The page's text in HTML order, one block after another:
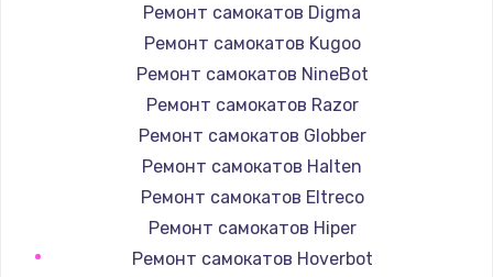
Замена конфорки
1100 руб.
Замена платы сенсора
900 руб.
Замена регулятора режимов конфорки
Ремонт самокатов Digma
Ремонт самокатов Kugoo
Ремонт самокатов NineBot
Ремонт самокатов Razor
Ремонт самокатов Globber
Ремонт самокатов Halten
Ремонт самокатов Eltreco
Ремонт самокатов Hiper
Ремонт самокатов Hoverbot